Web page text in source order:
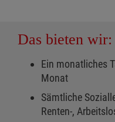
Das bieten wir:
Ein monatliches
Monat
Sämtliche
Renten-,